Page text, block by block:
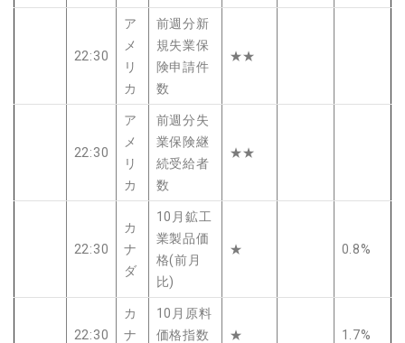
22:30
ア
メ
リ
カ
前週分新
規失業保
険申請件
数
★★
22:30
ア
メ
リ
カ
前週分失
業保険継
続受給者
数
★★
22:30
カ
ナ
ダ
10月鉱工
業製品価
格(前月
比)
★ 0.8%
22:30
カ
ナ
10月原料
価格指数
★ 1.7%